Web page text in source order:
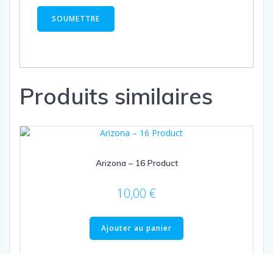
Produits similaires
Arizona – 16 Product
10,00 €
Ajouter au panier